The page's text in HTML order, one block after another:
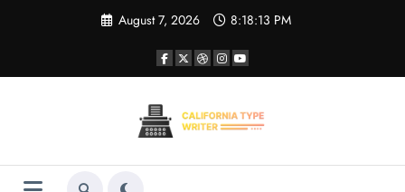
August 7, 2026 8:18:13 PM